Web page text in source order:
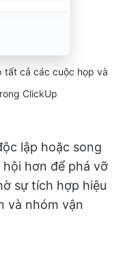
tất cả các cuộc họp và
ClickUp
lập hoặc song
hội hơn để phá vỡ
sự tích hợp hiệu
và nhóm vận